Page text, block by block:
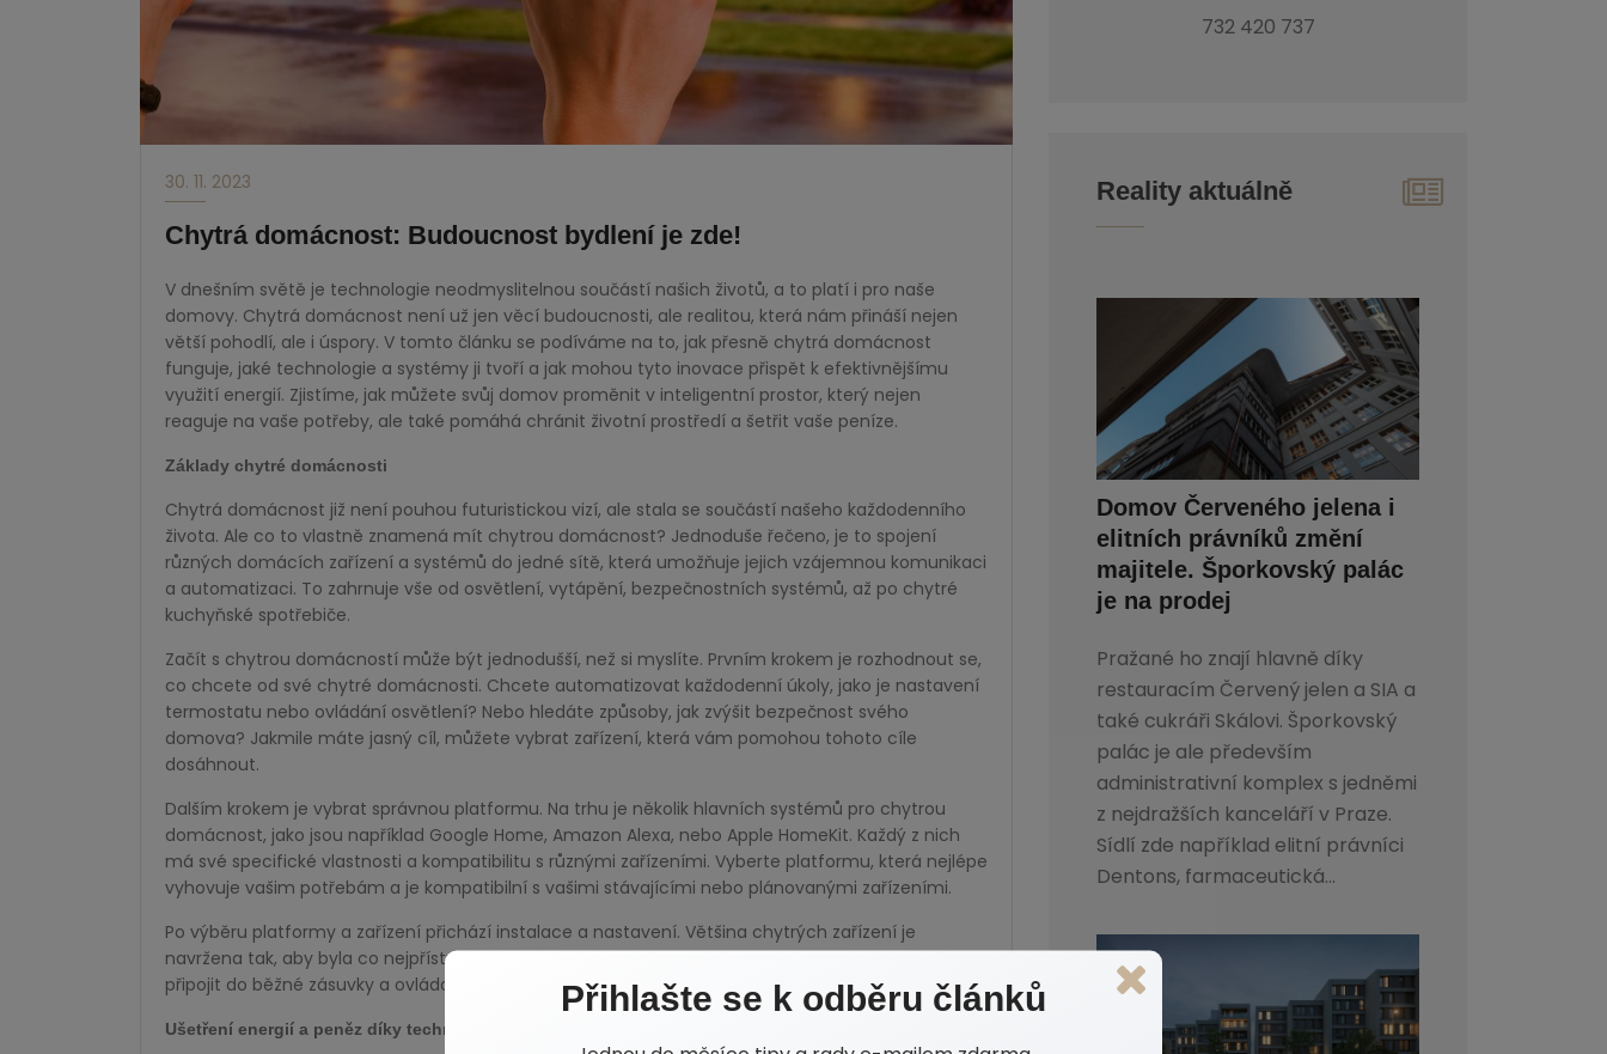
30. 11. 2023
Chytrá domácnost: Budoucnost bydlení je zde!
V dnešním světě je technologie neodmyslitelnou součástí našich životů, a to platí i pro naše
domovy. Chytrá domácnost není už jen věcí budoucnosti, ale realitou, která nám přináší nejen
větší pohodlí, ale i úspory. V tomto článku se podíváme na to, jak přesně chytrá domácnost
funguje, jaké technologie a systémy ji tvoří a jak mohou tyto inovace přispět k efektivnějšímu
využití energií. Zjistíme, jak můžete svůj domov proměnit v inteligentní prostor, který nejen
reaguje na vaše potřeby, ale také pomáhá chránit životní prostředí a šetřit vaše peníze.
Základy chytré domácnosti
Chytrá domácnost již není pouhou futuristickou vizí, ale stala se součástí našeho každodenního
života. Ale co to vlastně znamená mít chytrou domácnost? Jednoduše řečeno, je to spojení
různých domácích zařízení a systémů do jedné sítě, která umožňuje jejich vzájemnou komunikaci
a automatizaci. To zahrnuje vše od osvětlení, vytápění, bezpečnostních systémů, až po chytré
kuchyňské spotřebiče.
Začít s chytrou domácností může být jednodušší, než si myslíte. Prvním krokem je rozhodnout se,
co chcete od své chytré domácnosti. Chcete automatizovat každodenní úkoly, jako je nastavení
termostatu nebo ovládání osvětlení? Nebo hledáte způsoby, jak zvýšit bezpečnost svého
domova? Jakmile máte jasný cíl, můžete vybrat zařízení, která vám pomohou tohoto cíle
dosáhnout.
Dalším krokem je vybrat správnou platformu. Na trhu je několik hlavních systémů pro chytrou
domácnost, jako jsou například Google Home, Amazon Alexa, nebo Apple HomeKit. Každý z nich
má své specifické vlastnosti a kompatibilitu s různými zařízeními. Vyberte platformu, která nejlépe
vyhovuje vašim potřebám a je kompatibilní s vašimi stávajícími nebo plánovanými zařízeními.
Po výběru platformy a zařízení přichází instalace a nastavení. Většina chytrých zařízení je
navržena tak, aby byla co nejpřístupnější a snadno se instalovala. Mnoho z nich lze jednoduše
připojit do běžné zásuvky a ovládat pomocí aplikace na vašem chytrém telefonu.
Ušetření energií a peněz díky technologiím
732 420 737
Reality aktuálně
Domov Červeného jelena i
elitních právníků změní
majitele. Šporkovský palác
je na prodej
Pražané ho znají hlavně díky
restauracím Červený jelen a SIA a
také cukráři Skálovi. Šporkovský
palác je ale především
administrativní komplex s jedněmi
z nejdražších kanceláří v Praze.
Sídlí zde například elitní právníci
Dentons, farmaceutická...
Přihlašte se k odběru článků